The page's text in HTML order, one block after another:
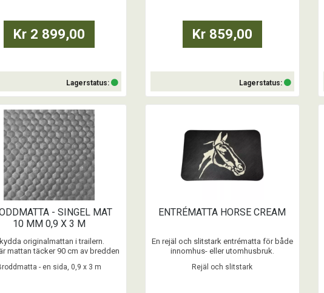
Kr 2 899,00
Lagerstatus:
Köp
Kr 859,00
Lagerstatus:
- SINGEL MAT
10 MM 0,9 X 3 M
originalmattan i trailern.
mattan täcker 90 cm av bredden
- en sida, 0,9 x 3 m
ENTRÉMATTA HORSE CREAM
En rejäl och slitstark entrématta för både
innomhus- eller utomhusbruk.
...
Rejäl och slitstark